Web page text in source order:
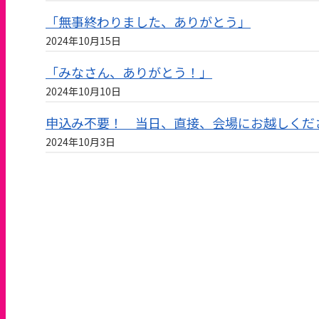
「無事終わりました、ありがとう」
2024年10月15日
「みなさん、ありがとう！」
2024年10月10日
申込み不要！ 当日、直接、会場にお越しくだ
2024年10月3日